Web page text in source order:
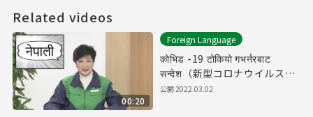
Related videos
00:20
Foreign Language
कोभिड -19 टोकियो गभर्नरबाट
सन्देश（新型コロナウイルスに
関する知事メッセージ（ネパ
公開2022.03.02